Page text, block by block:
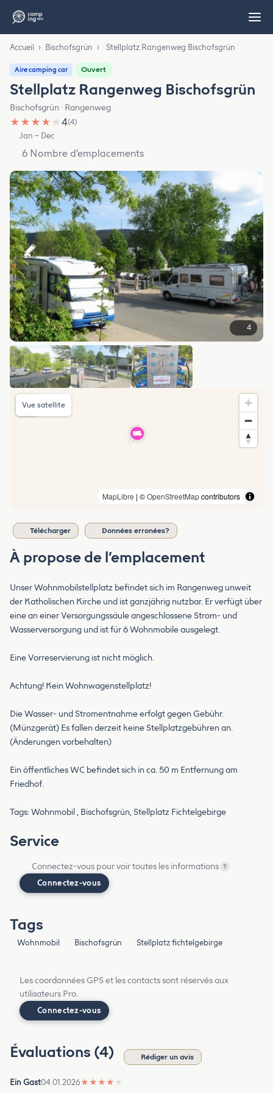
Accueil › Bischofsgrün › Stellplatz Rangenweg Bischofsgrün
Aire camping car Ouvert
Stellplatz Rangenweg Bischofsgrün
Bischofsgrün · Rangenweg
★ ★ ★ ★ ★4(4)
Jan – Dec
6 Nombre d’emplacements
4
MapLibre | ©OpenStreetMapcontributors
Vue satellite
Télécharger Données erronées?
À propose de l’emplacement
Unser Wohnmobilstellplatz befindet sich im Rangenweg unweit
der Katholischen Kirche und ist ganzjährig nutzbar. Er verfügt über
eine an einer Versorgungssäule angeschlossene Strom- und
Wasserversorgung und ist für 6 Wohnmobile ausgelegt.
Eine Vorreservierung ist nicht möglich.
Achtung! Kein Wohnwagenstellplatz!
Die Wasser- und Stromentnahme erfolgt gegen Gebühr.
(Münzgerät) Es fallen derzeit keine Stellplatzgebühren an.
(Änderungen vorbehalten)
Ein öffentliches WC befindet sich in ca. 50 m Entfernung am
Friedhof.
Tags: Wohnmobil , Bischofsgrün, Stellplatz Fichtelgebirge
Service
Connectez-vous pour voir toutes les informations ?
Connectez-vous
Tags
Wohnmobil Bischofsgrün Stellplatz fichtelgebirge
Les coordonnées GPS et les contacts sont réservés aux
utilisateurs Pro.
Connectez-vous
Évaluations (4) Rédiger un avis
Ein Gast04.01.2026★ ★ ★ ★ ★